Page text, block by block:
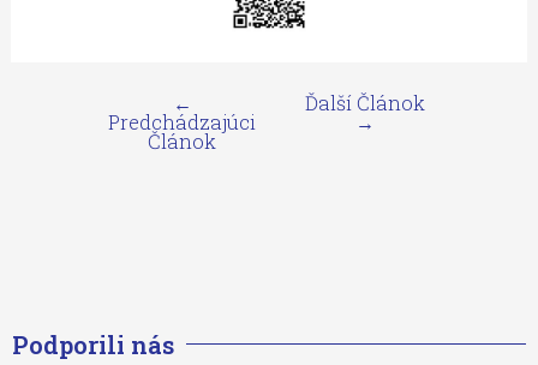
←
Predchádzajúci
Článok
Ďalší Článok
→
Podporili nás